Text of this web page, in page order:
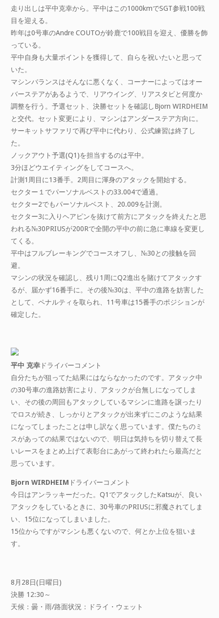
走り出しは平中克幸から。平中はこの1000kmでSGT参戦100戦
目を迎える。
昨年は0号車のAndre COUTOが鈴鹿で100戦目を迎え、優勝を飾
っている。
平中自身も大量ポイントを獲得して、自らを祝いたいと思って
いた。
マシンバランスはそんなに悪くなく、コーナーによってはオー
バーステアがあるようで、リアウイング、リアスタビと何度か
調整を行う。予選セット、決勝セットを確認しBjorn WIRDHEIM
と交代。セット変更により、マシンはアンダーステア方向に。
サーキットサファリで再び平中に代わり、公式練習は終了し
た。
ノックアウト予選(Q1)を担当するのは平中。
3分ほどウエイティングをしてコースへ。
計測1周目に13番手。2周目に渾身のアタックを開始する。
セクター１でパーソナルベストの33.004で通過。
セクター2でもパーソナルベスト、20.009を計測。
セクター3に入りヘアピンを抜けて前方にアタックを終えたと思
われる№30PRIUSが200Rで全開の平中の前に急に車線を変更し
てくる。
平中はフルブレーキングでコースオフし、№30との接触を回
避。
マシンの状況を確認し、残り1周にQ2進出を賭けてアタックす
るが、届かず16番手に。その後№30は、平中の進路を妨害した
として、ペナルティを取られ、11号車は15番手のポジションが
確定した。
平中 克幸 ドライバーコメント
自分たちが狙ってた結果にはならなかったのです。アタック中
の30号車の進路妨害により、アタックが台無しになってしま
い、その後の周回もアタックしているマシンに進路を譲ったり
でロスが続き、しっかりとアタックが出来ずにこのような結果
になってしまったことは申し訳なく思っています。僕たちのミ
スがあっての結果ではないので、明日は気持ちを切り替えて長
いレースをまとめ上げて表彰台にあがって終われたら最高だと
思っています。
Bjorn WIRDHEIM ドライバーコメント
今日はアンラッキーだった。Q1でアタックしたKatsuが、良い
アタックをしているときに、30号車のPRIUSに邪魔されてしま
い、15位になってしまいました。
15位からですがマシンも悪くないので、何とか上位を狙いま
す。
8月28日(日曜日)
決勝 12:30～
天候：曇・雨/路面状況：ドライ・ウェット